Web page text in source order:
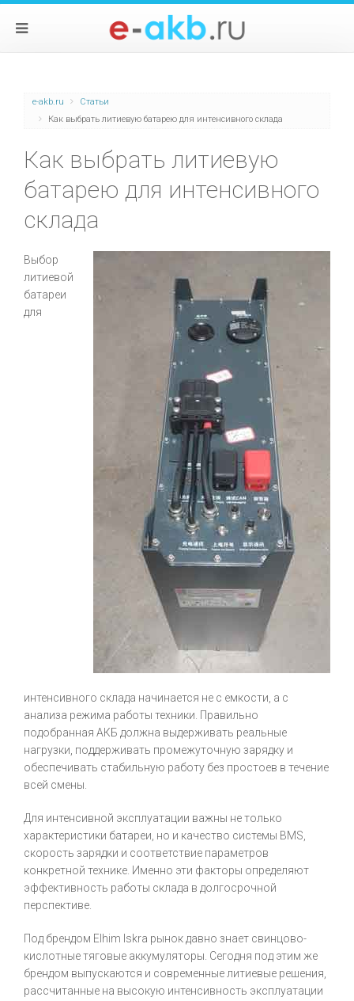
e-akb.ru
Статьи
Как выбрать литиевую батарею для интенсивного склада
Как выбрать литиевую
батарею для интенсивного
склада
Выбор
литиевой
батареи
для
интенсивного склада начинается не с емкости, а с
анализа режима работы техники. Правильно
подобранная АКБ должна выдерживать реальные
нагрузки, поддерживать промежуточную зарядку и
обеспечивать стабильную работу без простоев в течение
всей смены.
Для интенсивной эксплуатации важны не только
характеристики батареи, но и качество системы BMS,
скорость зарядки и соответствие параметров
конкретной технике. Именно эти факторы определяют
эффективность работы склада в долгосрочной
перспективе.
Под брендом Elhim Iskra рынок давно знает свинцово-
кислотные тяговые аккумуляторы. Сегодня под этим же
брендом выпускаются и современные литиевые решения,
рассчитанные на высокую интенсивность эксплуатации